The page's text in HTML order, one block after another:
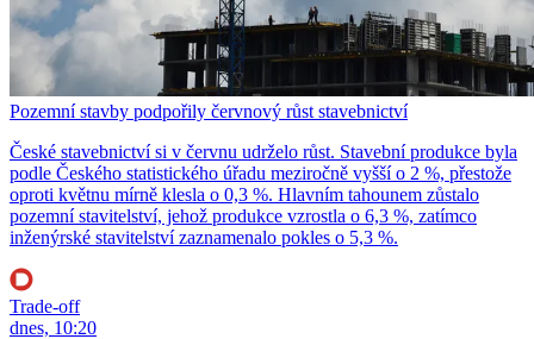
Pozemní stavby podpořily červnový růst stavebnictví
České stavebnictví si v červnu udrželo růst. Stavební produkce byla
podle Českého statistického úřadu meziročně vyšší o 2 %, přestože
oproti květnu mírně klesla o 0,3 %. Hlavním tahounem zůstalo
pozemní stavitelství, jehož produkce vzrostla o 6,3 %, zatímco
inženýrské stavitelství zaznamenalo pokles o 5,3 %.
Trade-off
dnes, 10:20